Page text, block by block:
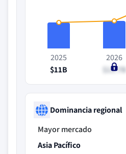
2025
$11B
2026
$11.7B
Dominancia regional
Mayor mercado
Asia Pacífico